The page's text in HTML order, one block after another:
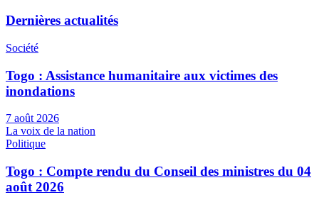
Dernières actualités
Société
Togo : Assistance humanitaire aux victimes des
inondations
7 août 2026
La voix de la nation
Politique
Togo : Compte rendu du Conseil des ministres du 04
août 2026